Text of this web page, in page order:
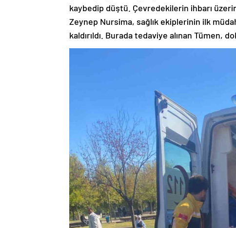
kaybedip düştü. Çevredekilerin ihbarı
Zeynep Nursima, sağlık ekiplerinin ilk
kaldırıldı. Burada tedaviye alınan Tümen,